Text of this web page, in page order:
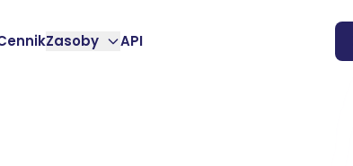
Zasoby API